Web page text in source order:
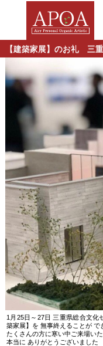
【建築家展】のお礼 三
1月25日～27日 三重県総合文化
築家展】を 無事終えることが で
たくさんの方に寒い中ご来場いた
本当に ありがとうございました